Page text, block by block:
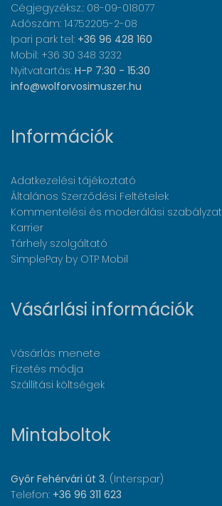
Cégjegyzéksz.: 08-09-018077
Adószám: 14752205-2-08
Ipari park tel: +36 96 428 160
Mobil: +36 30 348 3232
Nyitvatartás: H-P 7:30 - 15:30
info@wolforvosimuszer.hu
Információk
Adatkezelési tájékoztató
Általános Szerződési Feltételek
Kommentelési és moderálási szabályzat
Karrier
Tárhely szolgáltató
SimplePay by OTP Mobil
Vásárlási információk
Vásárlás menete
Fizetés módja
Szállítási költségek
Mintaboltok
Győr Fehérvári út 3. (Interspar)
Telefon: +36 96 311 623